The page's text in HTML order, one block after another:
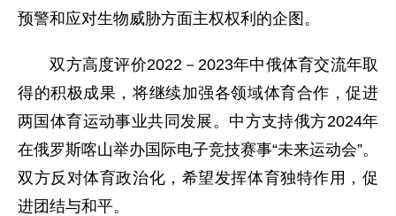
预警和应对生物威胁方面主权权利的企图。
双方高度评价2022－2023年中俄体育交流年取
得的积极成果，将继续加强各领域体育合作，促进
两国体育运动事业共同发展。中方支持俄方2024年
在俄罗斯喀山举办国际电子竞技赛事“未来运动会”。
双方反对体育政治化，希望发挥体育独特作用，促
进团结与和平。